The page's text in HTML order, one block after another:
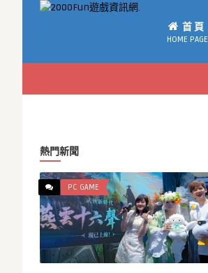
首 頁
HOME PAGE
熱門新聞
PC GAME